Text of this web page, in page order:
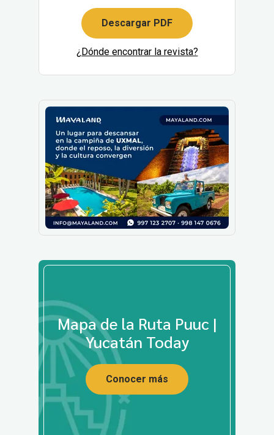
Descargar PDF
¿Dónde encontrar la revista?
Mapa de la Ruta Puuc |
Yucatán Today
Conocer más